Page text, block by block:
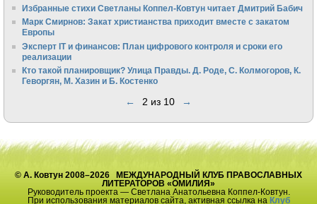
Избранные стихи Светланы Коппел-Ковтун читает Дмитрий Бабич
Марк Смирнов: Закат христианства приходит вместе с закатом
Европы
Эксперт IT и финансов: План цифрового контроля и сроки его
реализации
Кто такой планировщик? Улица Правды. Д. Роде, С. Колмогоров, К.
Геворгян, М. Хазин и Б. Костенко
← 2 из 10 →
© А. Ковтун 2008–2026 МЕЖДУНАРОДНЫЙ КЛУБ ПРАВОСЛАВНЫХ
ЛИТЕРАТОРОВ «ОМИЛИЯ»
Руководитель проекта — Светлана Анатольевна Коппел-Ковтун.
При использования материалов сайта, активная ссылка на Клуб